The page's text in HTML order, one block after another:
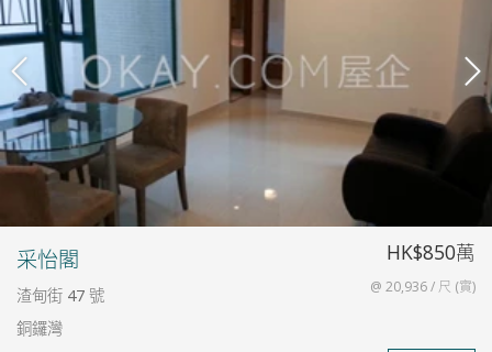
采怡閣
渣甸街 47 號
銅鑼灣
HK$850萬
@ 20,936 / 尺 (實)